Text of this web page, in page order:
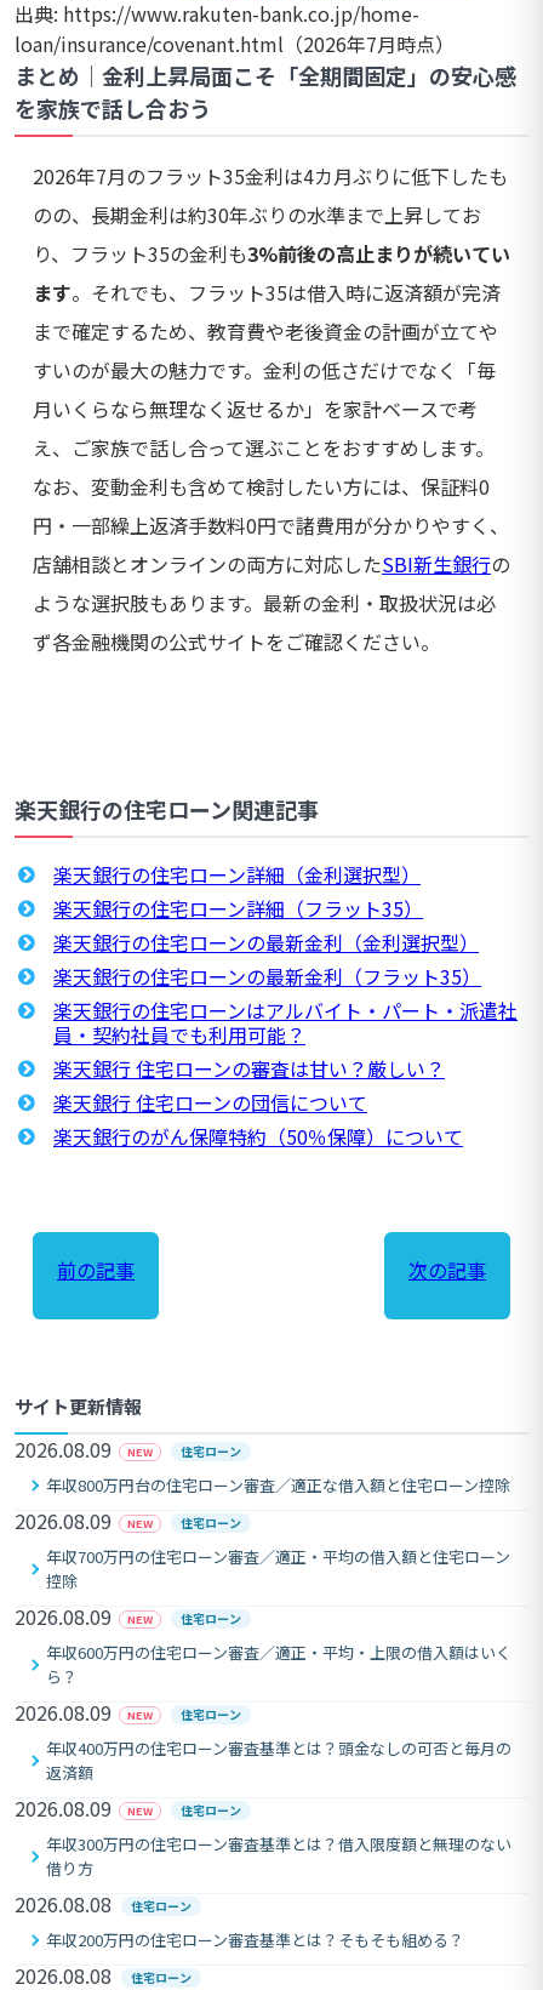
出典: https://www.rakuten-bank.co.jp/home-
loan/insurance/covenant.html（2026年7月時点）
まとめ｜金利上昇局面こそ「全期間固定」の安心感
を家族で話し合おう
2026年7月のフラット35金利は4カ月ぶりに低下したも
のの、長期金利は約30年ぶりの水準まで上昇してお
り、フラット35の金利も3%前後の高止まりが続いてい
ます。それでも、フラット35は借入時に返済額が完済
まで確定するため、教育費や老後資金の計画が立てや
すいのが最大の魅力です。金利の低さだけでなく「毎
月いくらなら無理なく返せるか」を家計ベースで考
え、ご家族で話し合って選ぶことをおすすめします。
なお、変動金利も含めて検討したい方には、保証料0
円・一部繰上返済手数料0円で諸費用が分かりやすく、
店舗相談とオンラインの両方に対応したSBI新生銀行の
ような選択肢もあります。最新の金利・取扱状況は必
ず各金融機関の公式サイトをご確認ください。
楽天銀行の住宅ローン関連記事
楽天銀行の住宅ローン詳細（金利選択型）
楽天銀行の住宅ローン詳細（フラット35）
楽天銀行の住宅ローンの最新金利（金利選択型）
楽天銀行の住宅ローンの最新金利（フラット35）
楽天銀行の住宅ローンはアルバイト・パート・派遣社
員・契約社員でも利用可能？
楽天銀行 住宅ローンの審査は甘い？厳しい？
楽天銀行 住宅ローンの団信について
楽天銀行のがん保障特約（50％保障）について
前の記事 次の記事
サイト更新情報
2026.08.09 NEW 住宅ローン
年収800万円台の住宅ローン審査／適正な借入額と住宅ローン控除
2026.08.09 NEW 住宅ローン
年収700万円の住宅ローン審査／適正・平均の借入額と住宅ローン
控除
2026.08.09 NEW 住宅ローン
年収600万円の住宅ローン審査／適正・平均・上限の借入額はいく
ら？
2026.08.09 NEW 住宅ローン
年収400万円の住宅ローン審査基準とは？頭金なしの可否と毎月の
返済額
2026.08.09 NEW 住宅ローン
年収300万円の住宅ローン審査基準とは？借入限度額と無理のない
借り方
2026.08.08 住宅ローン
年収200万円の住宅ローン審査基準とは？そもそも組める？
2026.08.08 住宅ローン